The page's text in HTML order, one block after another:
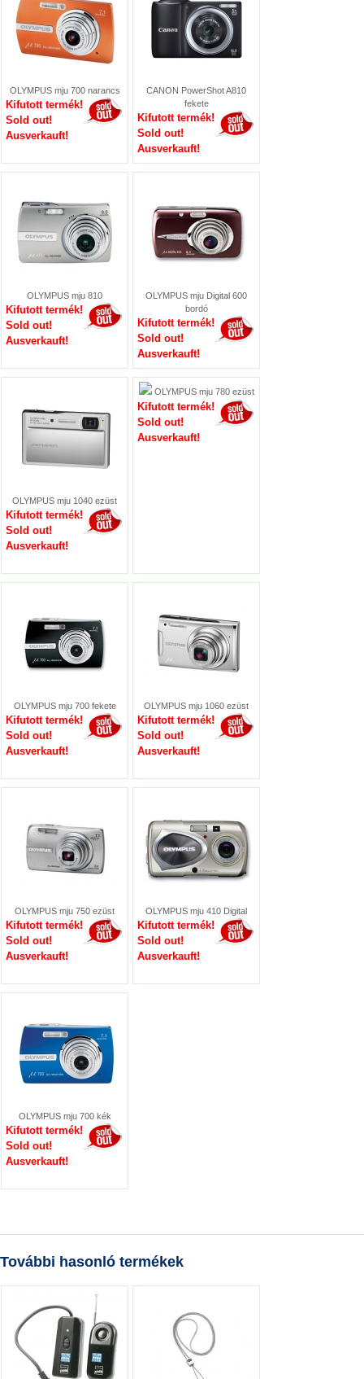
OLYMPUS mju 700 narancs
Kifutott termék!
Sold out!
Ausverkauft!
CANON PowerShot A810
fekete
Kifutott termék!
Sold out!
Ausverkauft!
OLYMPUS mju 810
Kifutott termék!
Sold out!
Ausverkauft!
OLYMPUS mju Digital 600
bordó
Kifutott termék!
Sold out!
Ausverkauft!
OLYMPUS mju 1040 ezüst
Kifutott termék!
Sold out!
Ausverkauft!
OLYMPUS mju 780 ezüst
Kifutott termék!
Sold out!
Ausverkauft!
OLYMPUS mju 700 fekete
Kifutott termék!
Sold out!
Ausverkauft!
OLYMPUS mju 1060 ezüst
Kifutott termék!
Sold out!
Ausverkauft!
OLYMPUS mju 750 ezüst
Kifutott termék!
Sold out!
Ausverkauft!
OLYMPUS mju 410 Digital
Kifutott termék!
Sold out!
Ausverkauft!
OLYMPUS mju 700 kék
Kifutott termék!
Sold out!
Ausverkauft!
További hasonló termékek